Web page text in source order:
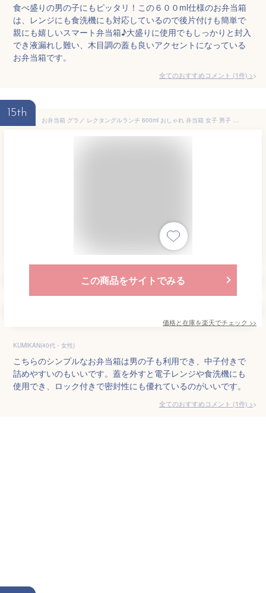
食べ盛りの男の子にもピッタリ！この６００ml仕様のお弁当箱
は、レンジにも食洗機にも対応しているので後片付けも簡単で
親にも嬉しいスマート弁当箱♪大盛りに使用でもしっかりと封入
でき液漏れし難い、木目調の蓋も良いアクセントになっている
お弁当箱です。
全てのおすすめコメント (1件) >
15th
お弁当箱 グラノ レクタングルランチ 600ml おしゃれ 弁当箱 女子 男子 大人 子供 高校生 中学生 小学生 お弁当 女の子 男の子 ランチボックス
この商品をサイトでみる
価格と在庫を楽天でチェック >>
KUMIKAN(40代・女性)
こちらのシンプルなお弁当箱は男の子も利用でき、中子付きで
詰めやすいのもいいです。蓋を外すと電子レンジや食洗機にも
使用でき、ロック付きで密封性にも優れているのがいいです。
全てのおすすめコメント (1件) >